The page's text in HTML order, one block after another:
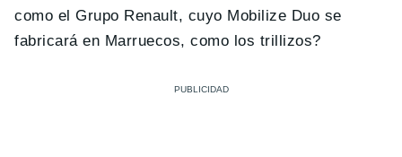
como el Grupo Renault, cuyo Mobilize Duo se
fabricará en Marruecos, como los trillizos?